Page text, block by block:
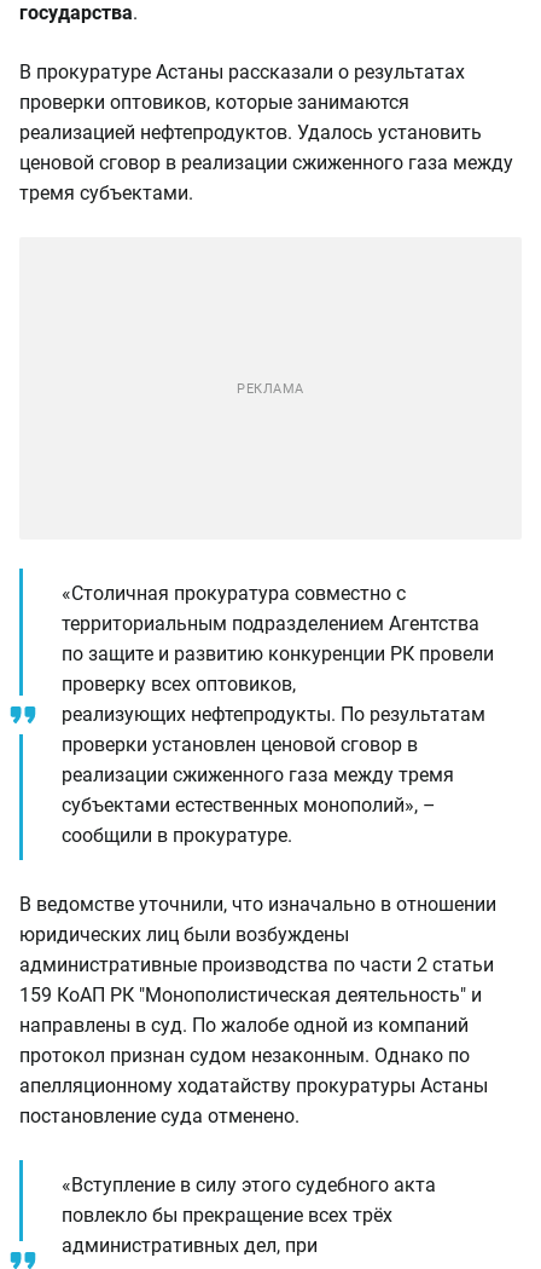
государства.
В прокуратуре Астаны рассказали о результатах
проверки оптовиков, которые занимаются
реализацией нефтепродуктов. Удалось установить
ценовой сговор в реализации сжиженного газа между
тремя субъектами.
«Столичная прокуратура совместно с
территориальным подразделением Агентства
по защите и развитию конкуренции РК провели
проверку всех оптовиков,
реализующих нефтепродукты. По результатам
проверки установлен ценовой сговор в
реализации сжиженного газа между тремя
субъектами естественных монополий», –
сообщили в прокуратуре.
В ведомстве уточнили, что изначально в отношении
юридических лиц были возбуждены
административные производства по части 2 статьи
159 КоАП РК "Монополистическая деятельность" и
направлены в суд. По жалобе одной из компаний
протокол признан судом незаконным. Однако по
апелляционному ходатайству прокуратуры Астаны
постановление суда отменено.
«Вступление в силу этого судебного акта
повлекло бы прекращение всех трёх
административных дел, при